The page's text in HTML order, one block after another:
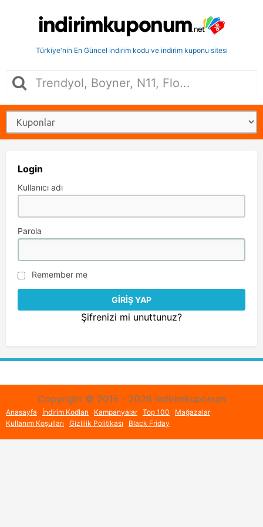
Türkiye'nin En Güncel indirim kodu ve indirim kuponu sitesi
Login
Kullanıcı adı
Parola
Remember me
Şifrenizi mi unuttunuz?
Copyright © 2015 - 2026 indirimkuponum
Anasayfa İndirim Kodları Kampanyalar Top 100
Mağazalar
Kullanım Koşulları
Gizlilik Politikası Black Friday